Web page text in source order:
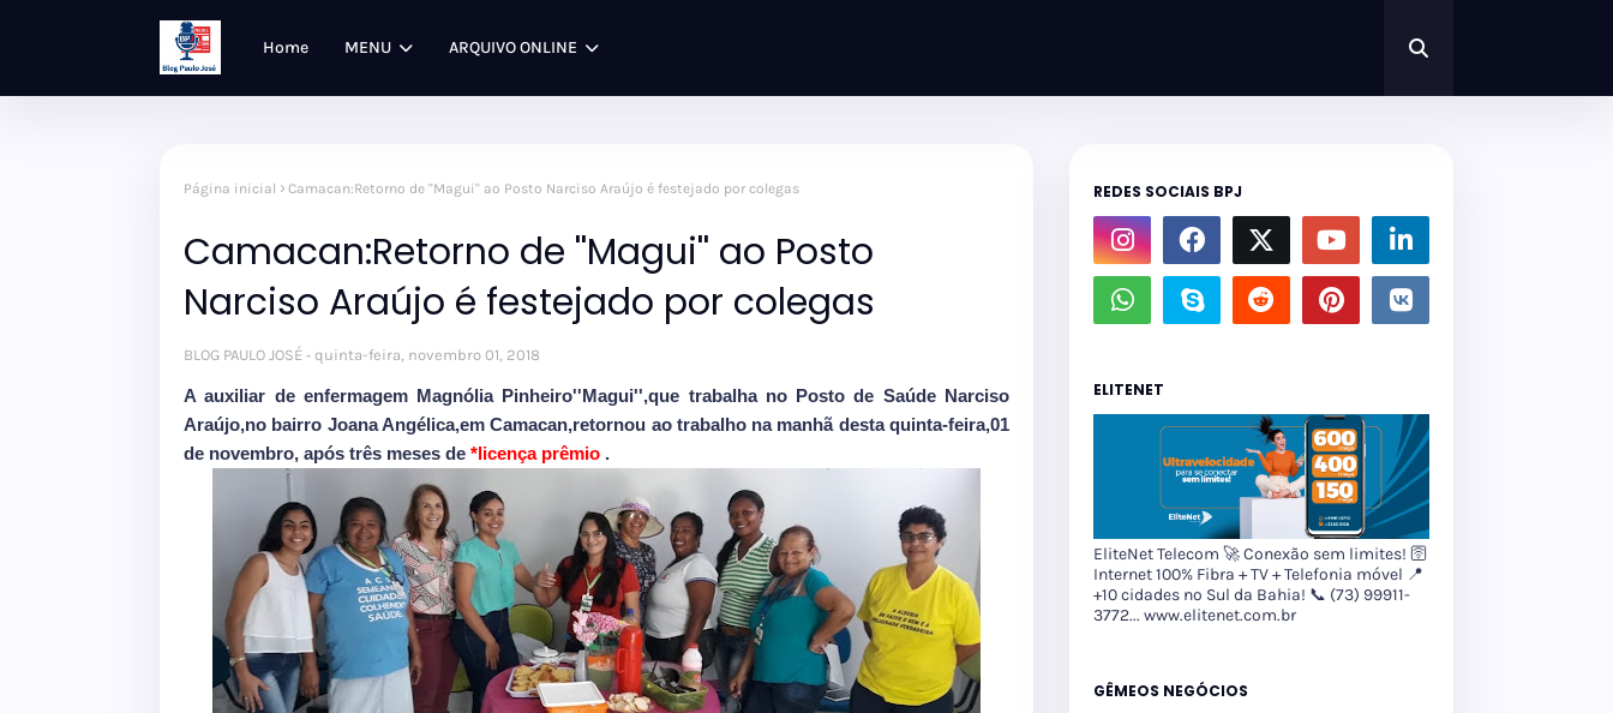
Home MENU ARQUIVO ONLINE
Página inicial Camacan:Retorno de ''Magui'' ao Posto Narciso Araújo é festejado por colegas
Camacan:Retorno de ''Magui'' ao Posto
Narciso Araújo é festejado por colegas
BLOG PAULO JOSÉ quinta-feira, novembro 01, 2018
A auxiliar de enfermagem Magnólia Pinheiro''Magui'',que trabalha no Posto de Saúde Narciso
Araújo,no bairro Joana Angélica,em Camacan,retornou ao trabalho na manhã desta quinta-feira,01
de novembro, após três meses de *licença prêmio .
REDES SOCIAIS BPJ
ELITENET
EliteNet Telecom 🚀 Conexão sem limites! 🛜
Internet 100% Fibra + TV + Telefonia móvel 📍
+10 cidades no Sul da Bahia! 📞 (73) 99911-
3772... www.elitenet.com.br
GÊMEOS NEGÓCIOS